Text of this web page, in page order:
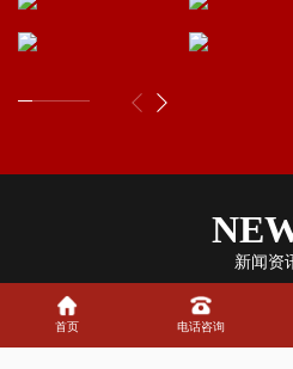
新闻资
学校新闻
首页 电话咨询